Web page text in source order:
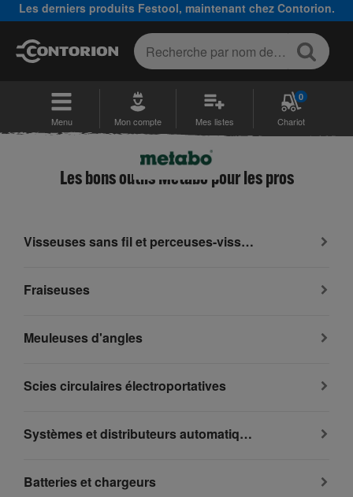
Les derniers produits Festool, maintenant chez Contorion.
Menu Mon compte Mes listes
0
Chariot
Les bons outils Metabo pour les pros
Visseuses sans fil et perceuses-visseuses sans fil
Fraiseuses
Meuleuses d'angles
Scies circulaires électroportatives
Systèmes et distributeurs automatiques d’eau domestique
Batteries et chargeurs